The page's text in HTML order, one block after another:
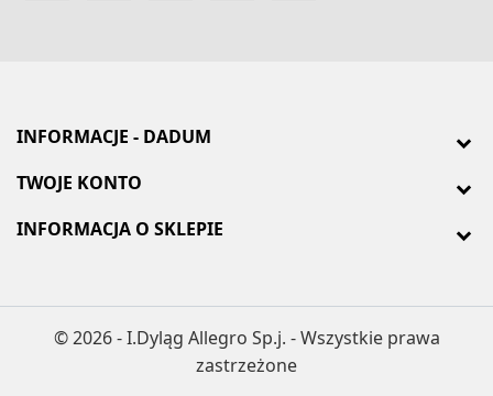
INFORMACJE - DADUM
TWOJE KONTO
INFORMACJA O SKLEPIE
© 2026 - I.Dyląg Allegro Sp.j. - Wszystkie prawa
zastrzeżone